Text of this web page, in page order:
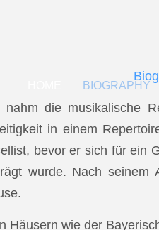
BIOGRAPHY
die musikalische
in einem
bevor er sich für
wurde. Nach
wie der